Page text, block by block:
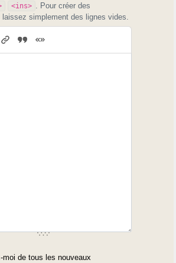
<ins>
. Pour créer des
laissez simplement des lignes vides.
moi de tous les nouveaux